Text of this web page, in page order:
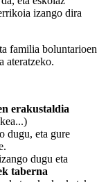
izango dira
familia boluntarioen
ateratzeko.
erakustaldia
dugu, eta gure
dugu eta
taberna